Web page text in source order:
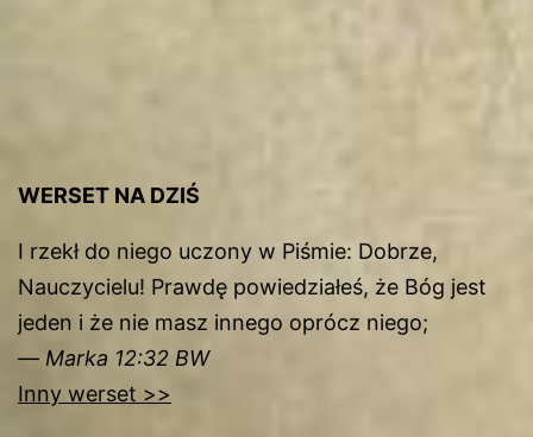
WERSET NA DZIŚ
I rzekł do niego uczony w Piśmie: Dobrze,
Nauczycielu! Prawdę powiedziałeś, że Bóg jest
jeden i że nie masz innego oprócz niego;
— Marka 12:32 BW
Inny werset >>